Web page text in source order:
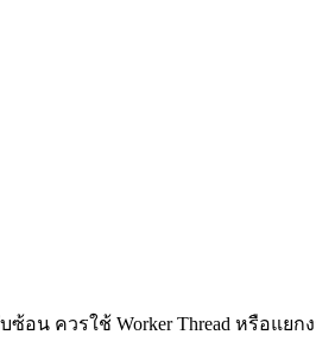
น ควรใช้ Worker Thread หรือแยกง